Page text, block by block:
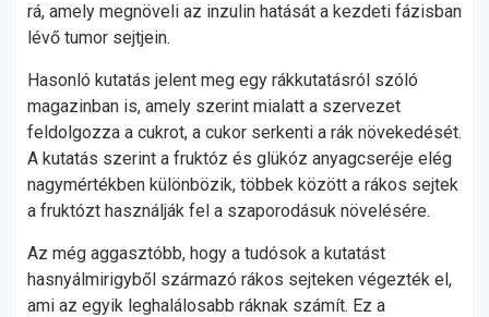
rá, amely megnöveli az inzulin hatását a kezdeti fázisban
lévő tumor sejtjein.
Hasonló kutatás jelent meg egy rákkutatásról szóló
magazinban is, amely szerint mialatt a szervezet
feldolgozza a cukrot, a cukor serkenti a rák növekedését.
A kutatás szerint a fruktóz és glükóz anyagcseréje elég
nagymértékben különbözik, többek között a rákos sejtek
a fruktózt használják fel a szaporodásuk növelésére.
Az még aggasztóbb, hogy a tudósok a kutatást
hasnyálmirigyből származó rákos sejteken végezték el,
ami az egyik leghalálosabb ráknak számít. Ez a